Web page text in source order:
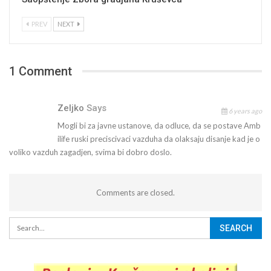
PREV NEXT
1 Comment
Zeljko Says 6 years ago
Mogli bi za javne ustanove, da odluce, da se postave Amb
ilife ruski preciscivaci vazduha da olaksaju disanje kad je o
voliko vazduh zagadjen, svima bi dobro doslo.
Comments are closed.